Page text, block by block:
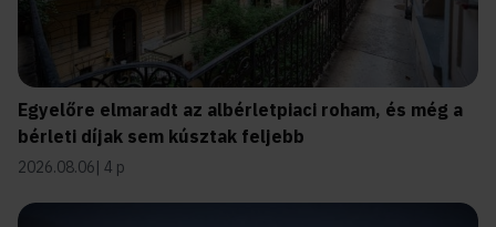
Egyelőre elmaradt az albérletpiaci roham, és még a
bérleti díjak sem kúsztak feljebb
2026.08.06 4 p